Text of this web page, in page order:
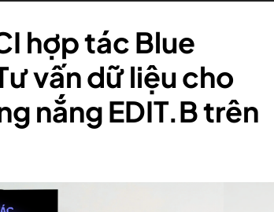
hợp tác Blue
vấn dữ liệu cho
nắng EDIT.B trên